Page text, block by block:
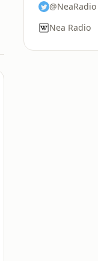
@NeaRadio
Nea Radio